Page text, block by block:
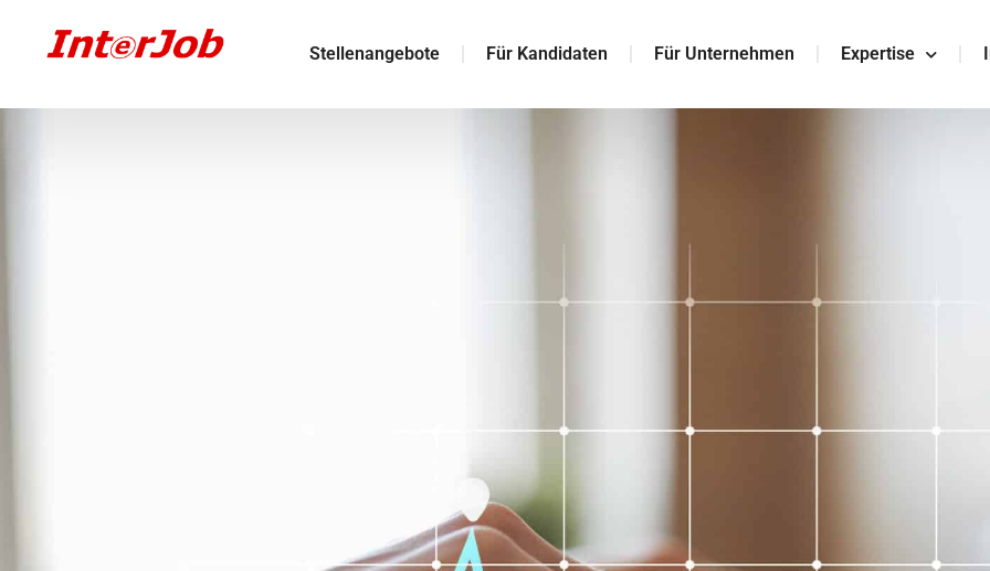
Stellenangebote Für Kandidaten Für Unternehmen Expertise